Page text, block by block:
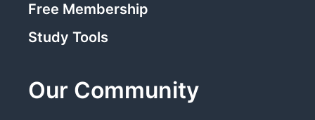
Free Membership
Study Tools
Our Community